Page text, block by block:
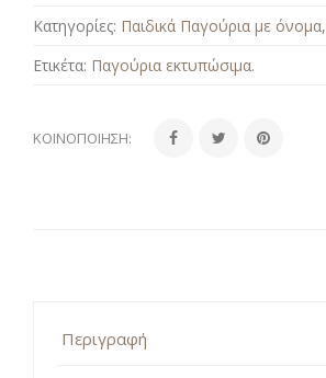
Κατηγορίες: Παιδικά Παγούρια με όνομα,
Ετικέτα: Παγούρια εκτυπώσιμα.
ΚΟΙΝΟΠΟΊΗΣΗ:
Περιγραφή